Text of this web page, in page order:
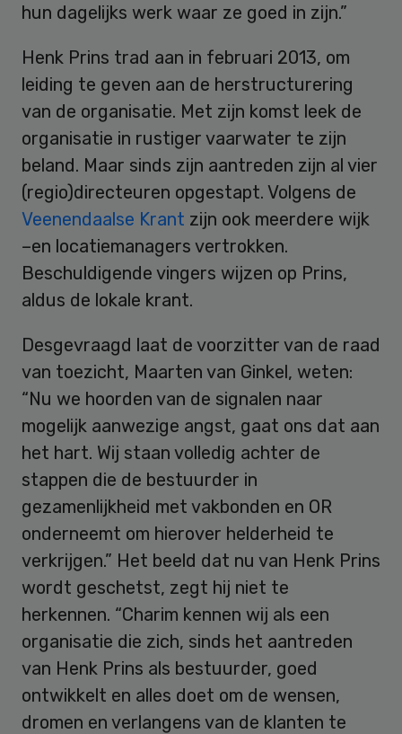
hun dagelijks werk waar ze goed in zijn.”
Henk Prins trad aan in februari 2013, om
leiding te geven aan de herstructurering
van de organisatie. Met zijn komst leek de
organisatie in rustiger vaarwater te zijn
beland. Maar sinds zijn aantreden zijn al vier
(regio)directeuren opgestapt. Volgens de
Veenendaalse Krant zijn ook meerdere wijk
–en locatiemanagers vertrokken.
Beschuldigende vingers wijzen op Prins,
aldus de lokale krant.
Desgevraagd laat de voorzitter van de raad
van toezicht, Maarten van Ginkel, weten:
“Nu we hoorden van de signalen naar
mogelijk aanwezige angst, gaat ons dat aan
het hart. Wij staan volledig achter de
stappen die de bestuurder in
gezamenlijkheid met vakbonden en OR
onderneemt om hierover helderheid te
verkrijgen.” Het beeld dat nu van Henk Prins
wordt geschetst, zegt hij niet te
herkennen. “Charim kennen wij als een
organisatie die zich, sinds het aantreden
van Henk Prins als bestuurder, goed
ontwikkelt en alles doet om de wensen,
dromen en verlangens van de klanten te